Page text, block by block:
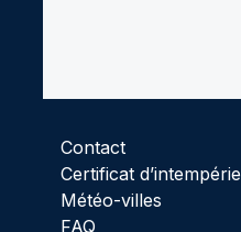
Contact
Certificat d’intempérie
Météo-villes
FAQ